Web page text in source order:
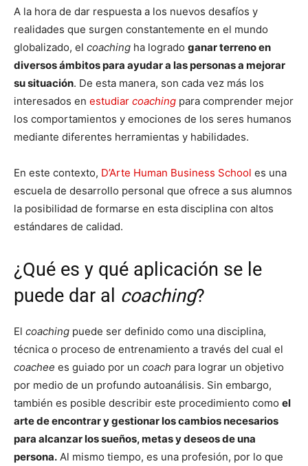
A la hora de dar respuesta a los nuevos desafíos y
realidades que surgen constantemente en el mundo
globalizado, el coaching ha logrado ganar terreno en
diversos ámbitos para ayudar a las personas a mejorar
su situación. De esta manera, son cada vez más los
interesados en estudiar coaching para comprender mejor
los comportamientos y emociones de los seres humanos
mediante diferentes herramientas y habilidades.
En este contexto, D’Arte Human Business School es una
escuela de desarrollo personal que ofrece a sus alumnos
la posibilidad de formarse en esta disciplina con altos
estándares de calidad.
¿Qué es y qué aplicación se le
puede dar al coaching?
El coaching puede ser definido como una disciplina,
técnica o proceso de entrenamiento a través del cual el
coachee es guiado por un coach para lograr un objetivo
por medio de un profundo autoanálisis. Sin embargo,
también es posible describir este procedimiento como el
arte de encontrar y gestionar los cambios necesarios
para alcanzar los sueños, metas y deseos de una
persona. Al mismo tiempo, es una profesión, por lo que